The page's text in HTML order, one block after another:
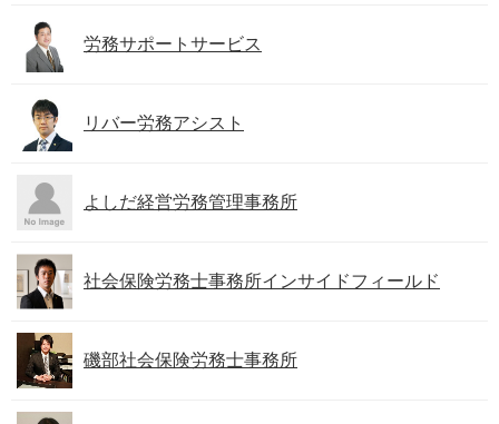
労務サポートサービス
リバー労務アシスト
よしだ経営労務管理事務所
社会保険労務士事務所インサイドフィールド
磯部社会保険労務士事務所